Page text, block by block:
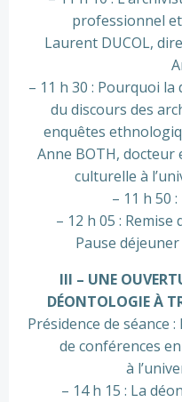
professionnel
Laurent DUCOL,
– 11 h 30 : Pourquoi
du discours des
enquêtes
Anne BOTH,
culturelle à
– 11 h 50
– 12 h 05 :
Pause
III – UNE
DÉONTOLOGIE À
Présidence de séance
de conférences
à
– 14 h 15 : La